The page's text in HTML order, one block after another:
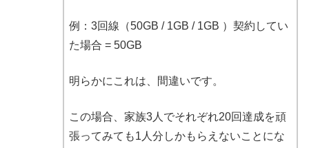
例：3回線（50GB / 1GB / 1GB ）契約してい
た場合 = 50GB
明らかにこれは、間違いです。
この場合、家族3人でそれぞれ20回達成を頑
張ってみても1人分しかもらえないことにな